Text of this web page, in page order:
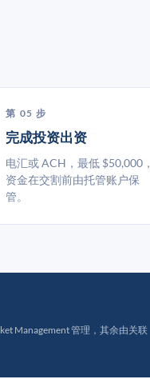
第 05 步
完成投资出资
电汇或 ACH，最低 $50,000，
资金在交割前由托管账户保
管。
Management 管理，其余由关联